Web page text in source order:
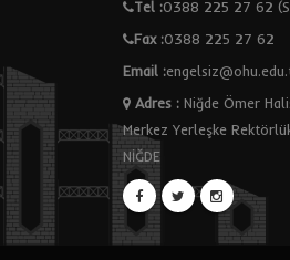
Tel :0388 225 27 62
Fax :0388 225 27 62
Email :
Adres:Niğde Ömer
Merkez Yerleşke
NİĞDE